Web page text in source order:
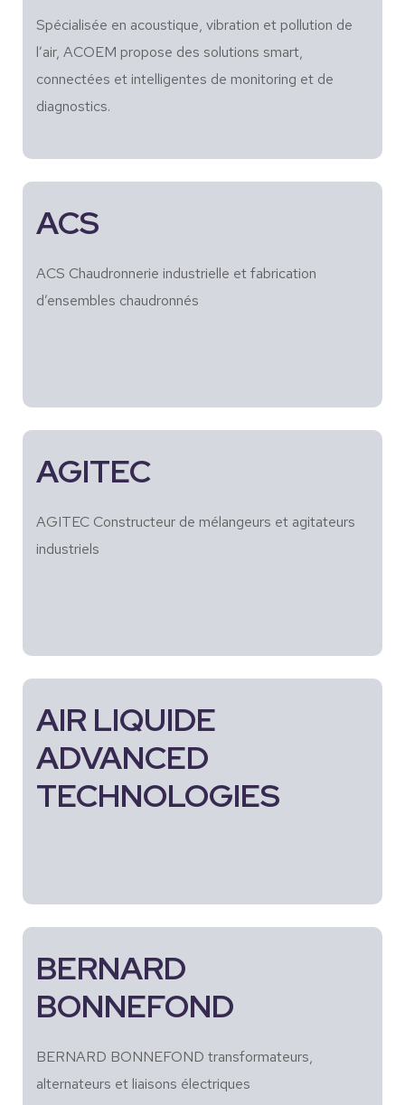
Spécialisée en acoustique, vibration et pollution de
l’air, ACOEM propose des solutions smart,
connectées et intelligentes de monitoring et de
diagnostics.
ACS
ACS Chaudronnerie industrielle et fabrication
d’ensembles chaudronnés
AGITEC
AGITEC Constructeur de mélangeurs et agitateurs
industriels
AIR LIQUIDE
ADVANCED
TECHNOLOGIES
BERNARD
BONNEFOND
BERNARD BONNEFOND transformateurs,
alternateurs et liaisons électriques